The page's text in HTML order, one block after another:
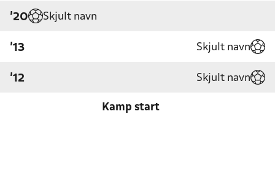
'20 Skjult navn
'13 Skjult navn
'12 Skjult navn
Kamp start